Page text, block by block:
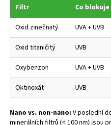
Filtr Co blokuje
Oxid zinečnatý UVA + UVB
Oxid titaničitý UVB
Oxybenzon UVA + UVB
Oktinoxát UVB
Nano vs. non-nano: V poslední
minerálních filtrů (< 100 nm) jsou